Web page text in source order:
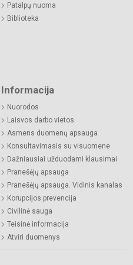
Patalpų nuoma
Biblioteka
Informacija
Nuorodos
Laisvos darbo vietos
Asmens duomenų apsauga
Konsultavimasis su visuomene
Dažniausiai užduodami klausimai
Pranešėjų apsauga
Pranešėjų apsauga. Vidinis kanalas
Korupcijos prevencija
Civilinė sauga
Teisinė informacija
Atviri duomenys